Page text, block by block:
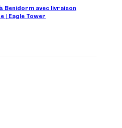
Benidorm avec livraison
| Eagle Tower